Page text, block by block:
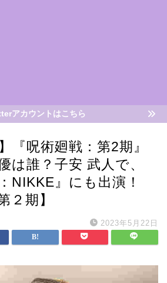
アカウントはこちら
『呪術廻戦：第2期』
は誰？子安 武人で、
NIKKE』にも出演！
２期】
2023年5月22日